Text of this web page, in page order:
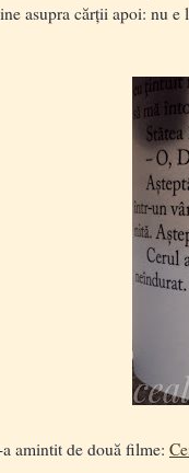
asupra cărții apoi: nu
amintit de două filme: